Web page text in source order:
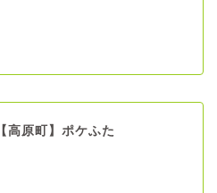
【高原町】ポケふた